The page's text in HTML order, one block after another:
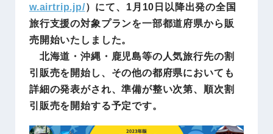
w.airtrip.jp/）にて、1月10日以降出発の全国
旅行支援の対象プランを一部都道府県から販
売開始いたしました。
北海道・沖縄・鹿児島等の人気旅行先の割
引販売を開始し、その他の都府県においても
詳細の発表がされ、準備が整い次第、順次割
引販売を開始する予定です。